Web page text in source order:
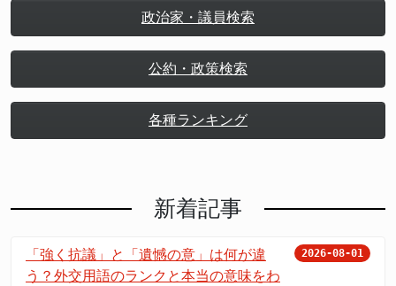
政治家・議員検索
公約・政策検索
各種ランキング
新着記事
「強く抗議」と「遺憾の意」は何が違
う？外交用語のランクと本当の意味をわ
2026-08-01